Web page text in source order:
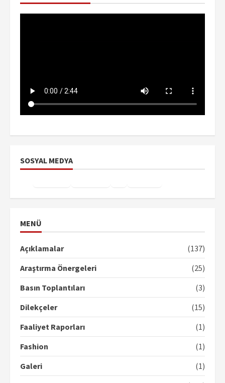
SOSYAL MEDYA
MENÜ
Açıklamalar
(137)
Araştırma Önergeleri
(25)
Basın Toplantıları
(3)
Dilekçeler
(15)
Faaliyet Raporları
(1)
Fashion
(1)
Galeri
(1)